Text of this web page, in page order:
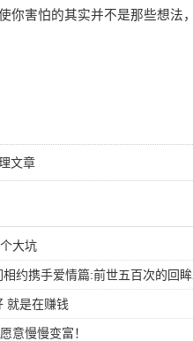
你害怕的其实并不是那些想法
文章
大坑
约携手爱情篇:前世五百次的回
就是在赚钱
意慢慢变富！